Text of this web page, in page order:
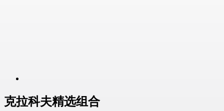
克拉科夫精选组合